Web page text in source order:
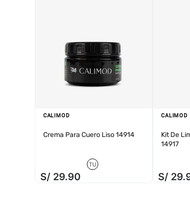
CALIMOD
Crema Para Cuero Liso 14914
TU
S/ 29.90
CALIMOD
Kit De
14917
S/ 29.